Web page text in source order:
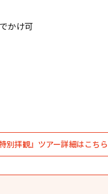
かけ可
別拝観』ツアー詳細はこちら